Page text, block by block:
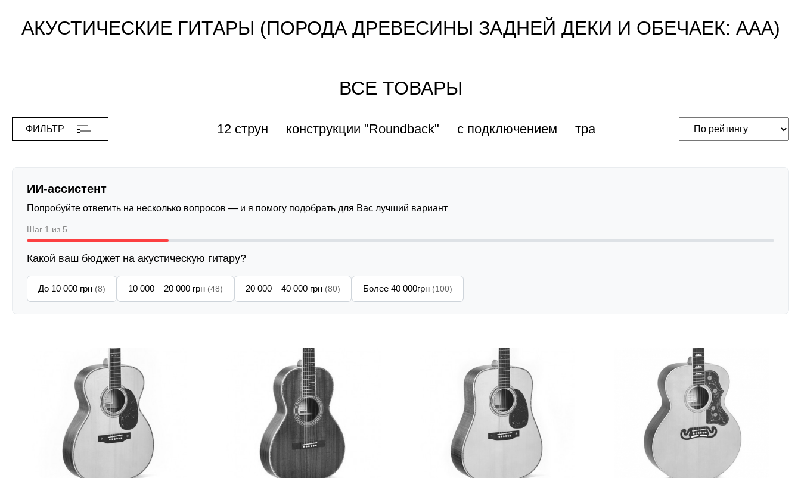
АКУСТИЧЕСКИЕ ГИТАРЫ (ПОРОДА ДРЕВЕСИНЫ ЗАДНЕЙ ДЕКИ И ОБЕЧАЕК: AAA)
ВСЕ ТОВАРЫ
12 струн конструкции "Roundback" с подключением трансакустические
ФИЛЬТР
ИИ-ассистент
Попробуйте ответить на несколько вопросов — и я помогу подобрать для Вас лучший вариант
Шаг 1 из 5
Какой ваш бюджет на акустическую гитару?
До 10 000 грн (8) 10 000 – 20 000 грн (48) 20 000 – 40 000 грн (80) Более 40 000грн (100)